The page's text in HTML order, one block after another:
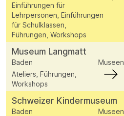
Einführungen für
Lehrpersonen, Einführungen
für Schulklassen,
Führungen, Workshops
Museum Langmatt
Baden
Museen
Ateliers, Führungen,
Workshops
Schweizer Kindermuseum
Baden
Museen